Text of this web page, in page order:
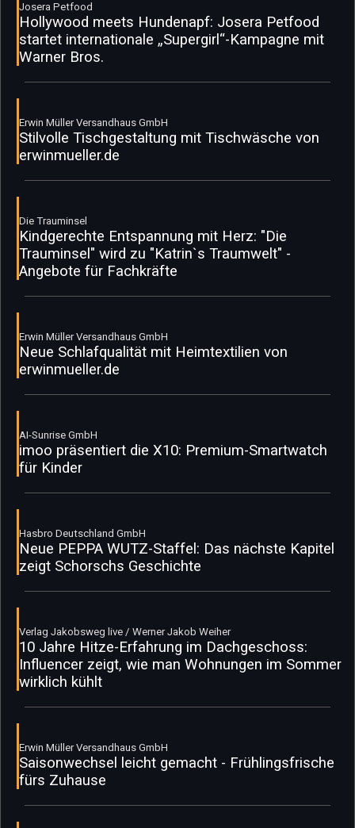
Josera Petfood
Hollywood meets Hundenapf: Josera Petfood
startet internationale „Supergirl“-Kampagne mit
Warner Bros.
Erwin Müller Versandhaus GmbH
Stilvolle Tischgestaltung mit Tischwäsche von
erwinmueller.de
Die Trauminsel
Kindgerechte Entspannung mit Herz: "Die
Trauminsel" wird zu "Katrin`s Traumwelt" -
Angebote für Fachkräfte
Erwin Müller Versandhaus GmbH
Neue Schlafqualität mit Heimtextilien von
erwinmueller.de
AI-Sunrise GmbH
imoo präsentiert die X10: Premium-Smartwatch
für Kinder
Hasbro Deutschland GmbH
Neue PEPPA WUTZ-Staffel: Das nächste Kapitel
zeigt Schorschs Geschichte
Verlag Jakobsweg live / Werner Jakob Weiher
10 Jahre Hitze-Erfahrung im Dachgeschoss:
Influencer zeigt, wie man Wohnungen im Sommer
wirklich kühlt
Erwin Müller Versandhaus GmbH
Saisonwechsel leicht gemacht - Frühlingsfrische
fürs Zuhause